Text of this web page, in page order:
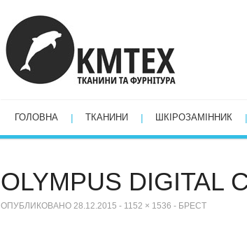
ГОЛОВНА ТКАНИНИ ШКІРОЗАМІННИК
OLYMPUS DIGITAL
ОПУБЛИКОВАНО 28.12.2015 - 1152 × 1536 - БРЕСТ